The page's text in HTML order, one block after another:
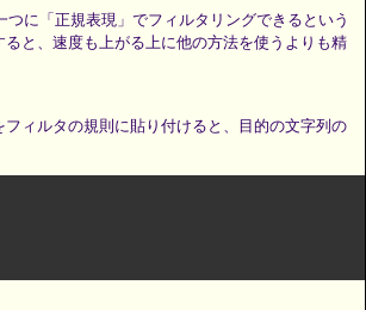
に「正規表現」でフィルタリングできるという
と、速度も上がる上に他の方法を使うよりも精
ィルタの規則に貼り付けると、目的の文字列の